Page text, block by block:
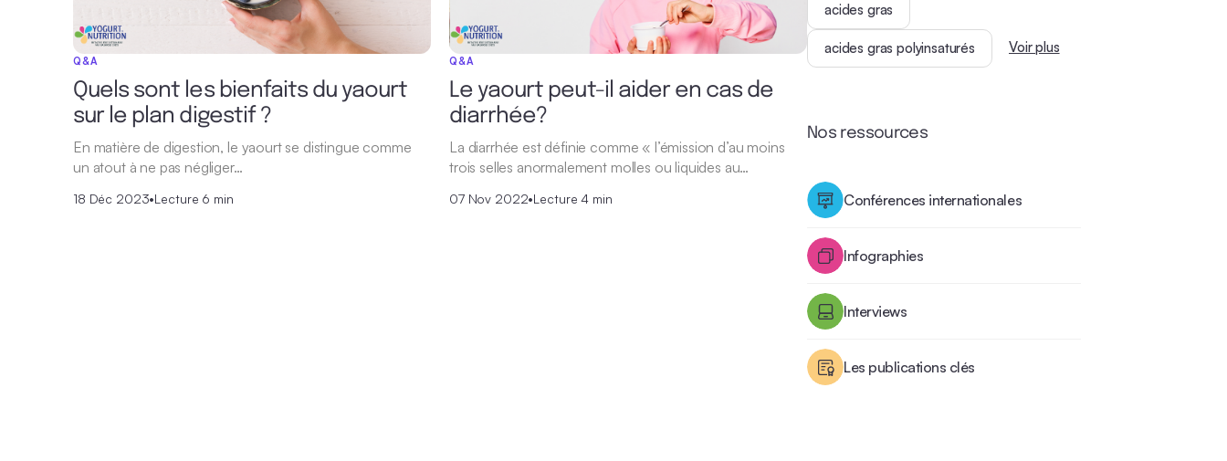
Q&A
Quels sont les bienfaits du yaourt
sur le plan digestif ?
En matière de digestion, le yaourt se distingue comme
un atout à ne pas négliger…
18 Déc 2023•Lecture 6 min
Q&A
Le yaourt peut-il aider en cas de
diarrhée?
La diarrhée est définie comme « l’émission d’au moins
trois selles anormalement molles ou liquides au…
07 Nov 2022•Lecture 4 min
acides gras
acides gras polyinsaturés Voir plus
Nos ressources
Conférences internationales
Infographies
Interviews
Les publications clés